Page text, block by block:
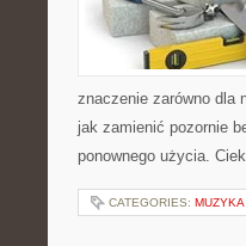
znaczenie zarówno dla
jak zamienić pozornie
ponownego użycia.
CATEGORIES: